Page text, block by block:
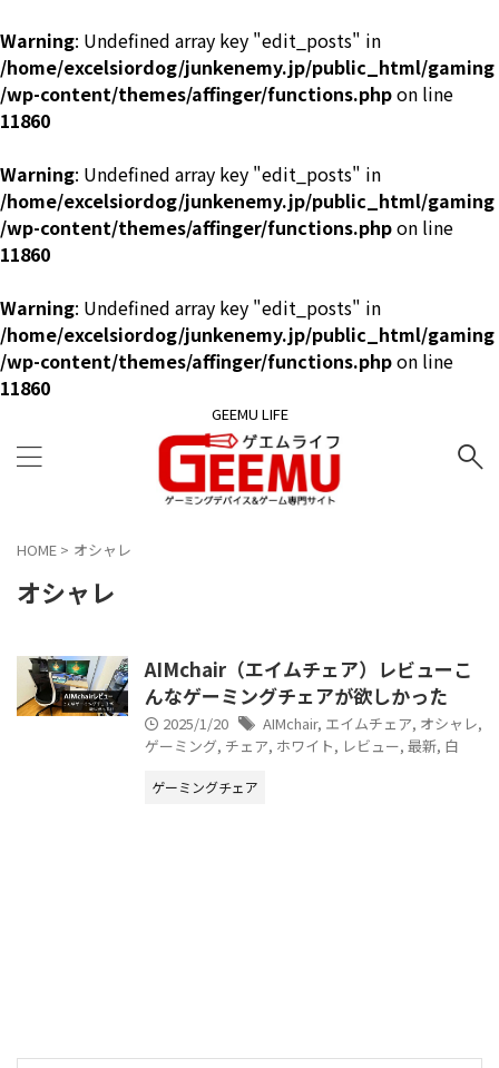
Warning: Undefined array key "edit_posts" in
/home/excelsiordog/junkenemy.jp/public_html/gaming
/wp-content/themes/affinger/functions.phpon line
11860
Warning: Undefined array key "edit_posts" in
/home/excelsiordog/junkenemy.jp/public_html/gaming
/wp-content/themes/affinger/functions.phpon line
11860
Warning: Undefined array key "edit_posts" in
/home/excelsiordog/junkenemy.jp/public_html/gaming
/wp-content/themes/affinger/functions.phpon line
11860
GEEMU LIFE
HOME > オシャレ
オシャレ
AIMchair（エイムチェア）レビューこ
んなゲーミングチェアが欲しかった
2025/1/20 AIMchair, エイムチェア, オシャレ,
ゲーミング, チェア, ホワイト, レビュー, 最新, 白
ゲーミングチェア